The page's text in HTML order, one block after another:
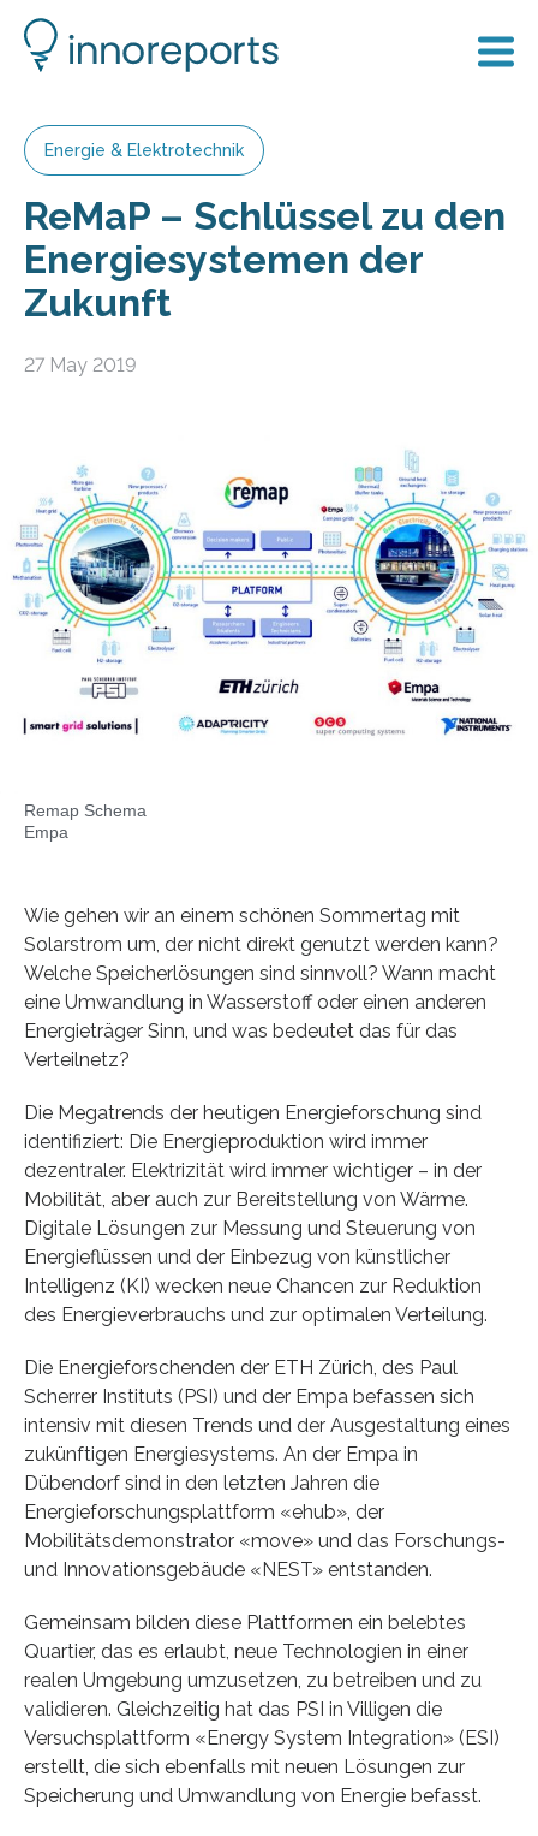
Energie & Elektrotechnik
ReMaP – Schlüssel zu den
Energiesystemen der
Zukunft
27 May 2019
Remap Schema
Empa
Wie gehen wir an einem schönen Sommertag mit
Solarstrom um, der nicht direkt genutzt werden kann?
Welche Speicherlösungen sind sinnvoll? Wann macht
eine Umwandlung in Wasserstoff oder einen anderen
Energieträger Sinn, und was bedeutet das für das
Verteilnetz?
Die Megatrends der heutigen Energieforschung sind
identifiziert: Die Energieproduktion wird immer
dezentraler. Elektrizität wird immer wichtiger – in der
Mobilität, aber auch zur Bereitstellung von Wärme.
Digitale Lösungen zur Messung und Steuerung von
Energieflüssen und der Einbezug von künstlicher
Intelligenz (KI) wecken neue Chancen zur Reduktion
des Energieverbrauchs und zur optimalen Verteilung.
Die Energieforschenden der ETH Zürich, des Paul
Scherrer Instituts (PSI) und der Empa befassen sich
intensiv mit diesen Trends und der Ausgestaltung eines
zukünftigen Energiesystems. An der Empa in
Dübendorf sind in den letzten Jahren die
Energieforschungsplattform «ehub», der
Mobilitätsdemonstrator «move» und das Forschungs-
und Innovationsgebäude «NEST» entstanden.
Gemeinsam bilden diese Plattformen ein belebtes
Quartier, das es erlaubt, neue Technologien in einer
realen Umgebung umzusetzen, zu betreiben und zu
validieren. Gleichzeitig hat das PSI in Villigen die
Versuchsplattform «Energy System Integration» (ESI)
erstellt, die sich ebenfalls mit neuen Lösungen zur
Speicherung und Umwandlung von Energie befasst.